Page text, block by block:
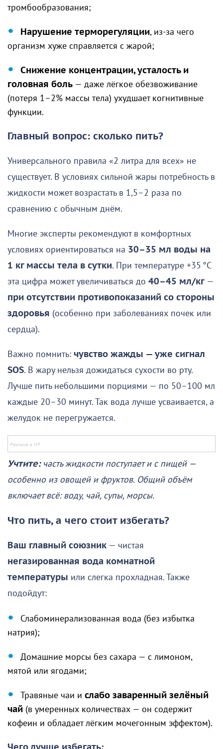
тромбообразования;
Нарушение терморегуляции, из-за чего
организм хуже справляется с жарой;
Снижение концентрации, усталость и
головная боль — даже лёгкое обезвоживание
(потеря 1–2% массы тела) ухудшает когнитивные
функции.
Главный вопрос: сколько пить?
Универсального правила «2 литра для всех» не
существует. В условиях сильной жары потребность в
жидкости может возрастать в 1,5–2 раза по
сравнению с обычным днём.
Многие эксперты рекомендуют в комфортных
условиях ориентироваться на 30–35 мл воды на
1 кг массы тела в сутки. При температуре +35 °C
эта цифра может увеличиваться до 40–45 мл/кг —
при отсутствии противопоказаний со стороны
здоровья (особенно при заболеваниях почек или
сердца).
Важно помнить: чувство жажды — уже сигнал
SOS. В жару нельзя дожидаться сухости во рту.
Лучше пить небольшими порциями — по 50–100 мл
каждые 20–30 минут. Так вода лучше усваивается, а
желудок не перегружается.
Учтите: часть жидкости поступает и с пищей —
особенно из овощей и фруктов. Общий объём
включает всё: воду, чай, супы, морсы.
Что пить, а чего стоит избегать?
Ваш главный союзник — чистая
негазированная вода комнатной
температуры или слегка прохладная. Также
подойдут:
Слабоминерализованная вода (без избытка
натрия);
Домашние морсы без сахара — с лимоном,
мятой или ягодами;
Травяные чаи и слабо заваренный зелёный
чай (в умеренных количествах — он содержит
кофеин и обладает лёгким мочегонным эффектом).